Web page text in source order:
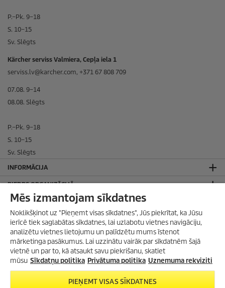
P.–Pk. 9–18
S. 10–15
Sv. Slēgts
Kärcher serviss Valmiera, Cepļa iela 1
serviss.lv@karcher.com, +371 67 808 709
07.08. 9–14
08.08. Slēgts
P.–Pk. 9–18
S. 10–15
Sv. Slēgts
INFORMĀCIJA
BIEDRS ORGANIZĀCIJĀ
SADARBOJAMIES AR
JURIDISKĀ INFORMĀCIJA
Privātuma politika
Sīkdatņu politika
Vietnes lietošanas noteikumi
Rekvizīti
Mēs izmantojam sīkdatnes
Noklikšķinot uz "Pieņemt visas sīkdatnes", Jūs piekrītat, ka Jūsu
ierīcē tiek saglabātas sīkdatnes, lai uzlabotu vietnes navigāciju,
analizētu vietnes lietojumu un palīdzētu mums īstenot
mārketinga pasākumus. Lai uzzinātu vairāk par sīkdatnēm šajā
vietnē un par to, kā atsaukt savu piekrišanu, skatiet
mūsu Sīkdatņu politika Privātuma politika Uznemuma rekviziti
PIEŅEMT VISAS SĪKDATNES